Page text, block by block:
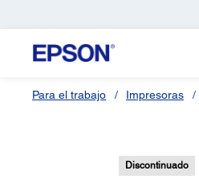
Para el trabajo Impresoras
Discontinuado